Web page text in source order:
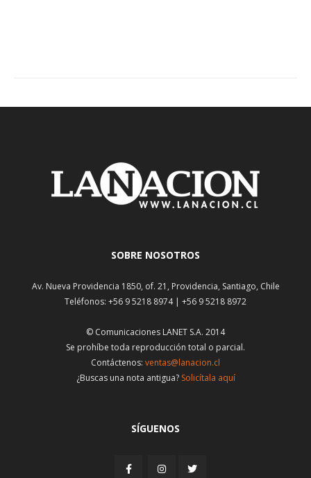
SOBRE NOSOTROS
Av. Nueva Providencia 1850, of. 21, Providencia, Santiago, Chile
Teléfonos: +56 9 5218 8974 | +56 9 5218 8972
© Comunicaciones LANET S.A. 2014
Se prohíbe toda reproducción total o parcial.
Contáctenos: ventas@lanacion.cl
¿Buscas una nota antigua? Solicítala aquí
SÍGUENOS